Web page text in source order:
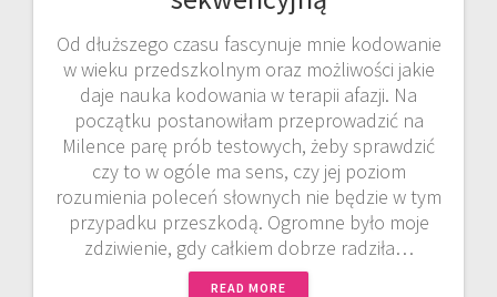
Od dłuższego czasu fascynuje mnie kodowanie
w wieku przedszkolnym oraz możliwości jakie
daje nauka kodowania w terapii afazji. Na
początku postanowiłam przeprowadzić na
Milence parę prób testowych, żeby sprawdzić
czy to w ogóle ma sens, czy jej poziom
rozumienia poleceń słownych nie będzie w tym
przypadku przeszkodą. Ogromne było moje
zdziwienie, gdy całkiem dobrze radziła…
READ MORE